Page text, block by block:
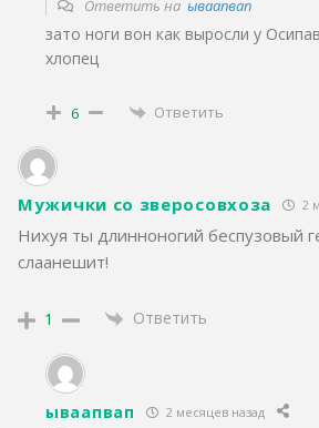
Ответить на ываапвап
зато ноги вон как выросли у
хлопец
6 Ответить
Мужички со зверосовхоза 2
Нихуя ты длинноногий беспузовый
слаанешит!
1 Ответить
ываапвап 2 месяцев назад